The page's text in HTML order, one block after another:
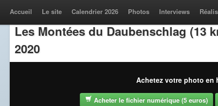
Accueil Le site Calendrier 2026 Photos Interviews
Les Montées du Daubenschlag (13
2020
Achetez votre photo en
Acheter le fichier numérique (5 euros)